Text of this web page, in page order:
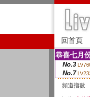
回首頁
恭喜七月
No.3
No.7
頻道指數